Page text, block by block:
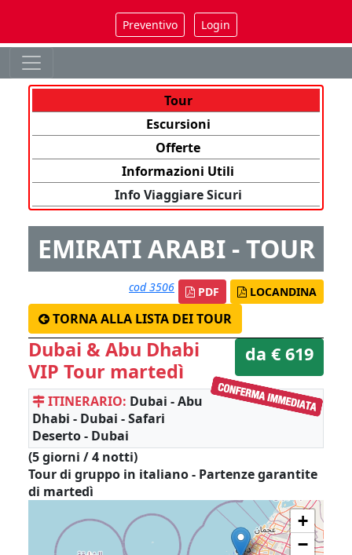
Preventivo Login
Tour
Escursioni
Offerte
Informazioni Utili
Info Viaggiare Sicuri
EMIRATI ARABI - TOUR
LOCANDINA
PDF
cod 3506
TORNA ALLA LISTA DEI TOUR
da € 619
Dubai & Abu Dhabi
VIP Tour martedì
ITINERARIO: Dubai - Abu
Dhabi - Dubai - Safari
Deserto - Dubai
(5 giorni / 4 notti)
Tour di gruppo in italiano - Partenze garantite
di martedì
+
−